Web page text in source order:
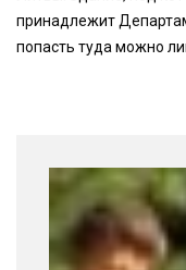
принадлежит
попасть туда можно